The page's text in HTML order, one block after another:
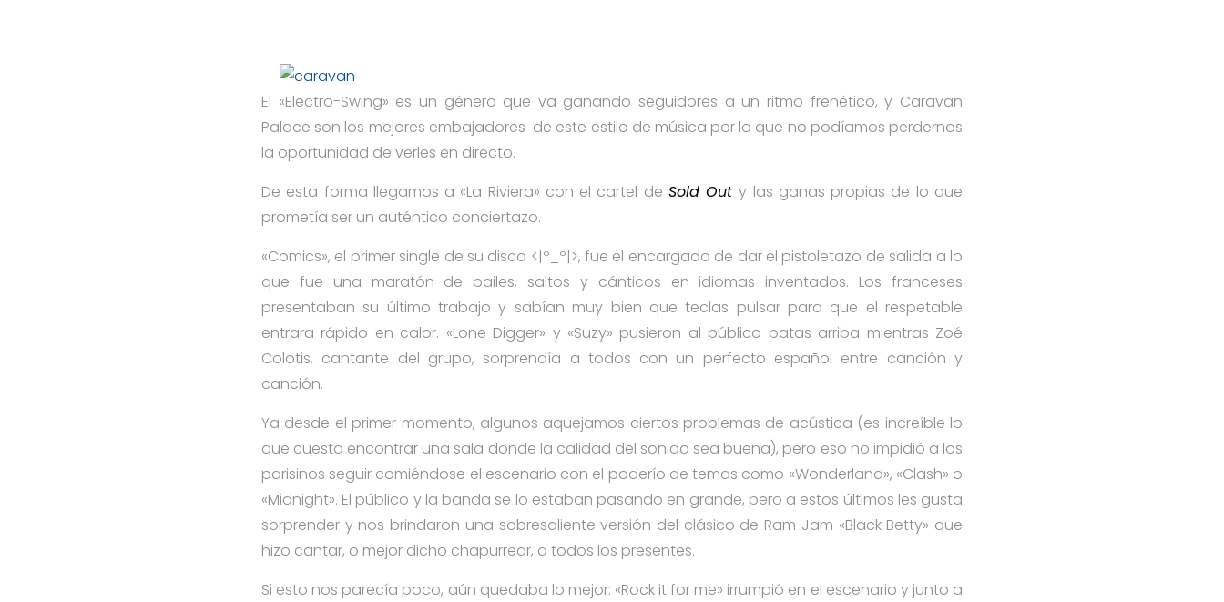
El «Electro-Swing» es un género que va ganando seguidores a un ritmo frenético, y Caravan
Palace son los mejores embajadores de este estilo de música por lo que no podíamos perdernos
la oportunidad de verles en directo.
De esta forma llegamos a «La Riviera» con el cartel de Sold Outy las ganas propias de lo que
prometía ser un auténtico conciertazo.
«Comics», el primer single de su disco <|º_º|>, fue el encargado de dar el pistoletazo de salida a lo
que fue una maratón de bailes, saltos y cánticos en idiomas inventados. Los franceses
presentaban su último trabajo y sabían muy bien que teclas pulsar para que el respetable
entrara rápido en calor. «Lone Digger» y «Suzy» pusieron al público patas arriba mientras Zoé
Colotis, cantante del grupo, sorprendía a todos con un perfecto español entre canción y
canción.
Ya desde el primer momento, algunos aquejamos ciertos problemas de acústica (es increíble lo
que cuesta encontrar una sala donde la calidad del sonido sea buena), pero eso no impidió a los
parisinos seguir comiéndose el escenario con el poderío de temas como «Wonderland», «Clash» o
«Midnight». El público y la banda se lo estaban pasando en grande, pero a estos últimos les gusta
sorprender y nos brindaron una sobresaliente versión del clásico de Ram Jam «Black Betty» que
hizo cantar, o mejor dicho chapurrear, a todos los presentes.
Si esto nos parecía poco, aún quedaba lo mejor: «Rock it for me» irrumpió en el escenario y junto a